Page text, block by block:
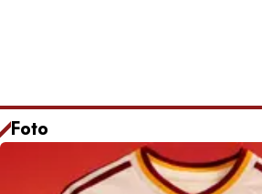
Foto